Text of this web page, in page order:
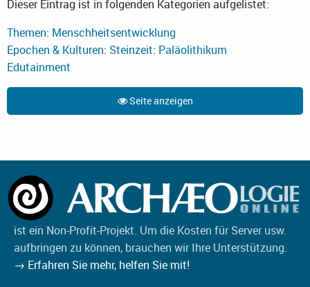
Dieser Eintrag ist in folgenden Kategorien aufgelistet:
Themen: Menschheitsentwicklung
Epochen & Kulturen: Steinzeit: Paläolithikum
Edutainment
Seite anzeigen
ist ein Non-Profit-Projekt. Um die Kosten für Server usw.
aufbringen zu können, brauchen wir Ihre Unterstützung.
→ Erfahren Sie mehr, helfen Sie mit!